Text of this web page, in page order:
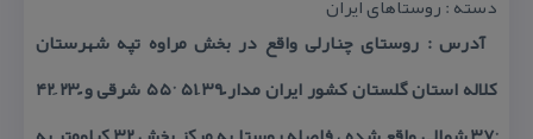
دسته : روستاهای ایران
آدرس : روستای چنارلی واقع در بخش مراوه تپه شهرستان
كلاله استان گلستان كشور ایران مدار ً۳۹ َ۵۱ °۵۵ شرقی و ً۲۳ َ۴۲